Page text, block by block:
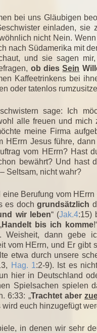
bei uns Gläubigen
einladen, sie
nicht Nein.
nach Südamerika mit
und sie sagen
ob diesSein
Kaffeetrinkens bei
oder tatenlos
sage: Ich
alle freuen und mich
meine Firma
Jesus führe,
vom HErrn? Hast
bewährt? Und hast
Seltsam, nicht wahr?
Berufung vom
es dochgrundsätzlich
wir leben“ (Jak.4:15)
Handelt bis ich komme
Weisheit, dann gebe
vom HErrn, und Er gibt
etwa durch unsere
Hag. 1:2-9). Ist es
hier in Deutschland
Spielsachen spielen
6:33: „Trachtet aber
euch hinzugefügt
in denen wir sehr